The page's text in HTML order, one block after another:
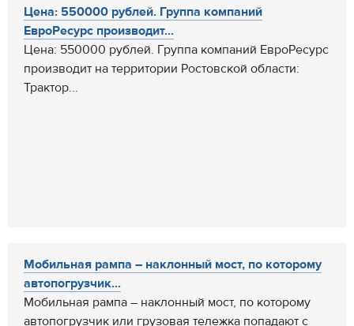
Цена: 550000 рублей. Группа компаний
ЕвроРесурс производит...
Цена: 550000 рублей. Группа компаний ЕвроРесурс
производит на территории Ростовской области:
Трактор...
Мобильная рампа – наклонный мост, по которому
автопогрузчик...
Мобильная рампа – наклонный мост, по которому
автопогрузчик или грузовая тележка попадают с